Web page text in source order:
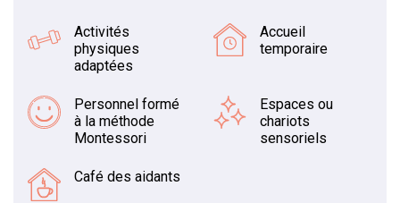
Activités
physiques
adaptées
Accueil
temporaire
Personnel formé
à la méthode
Montessori
Espaces ou
chariots
sensoriels
Café des aidants